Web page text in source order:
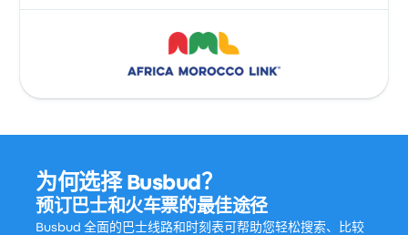
为何选择 Busbud？
预订巴士和火车票的最佳途径
Busbud 全面的巴士线路和时刻表可帮助您轻松搜索、比较